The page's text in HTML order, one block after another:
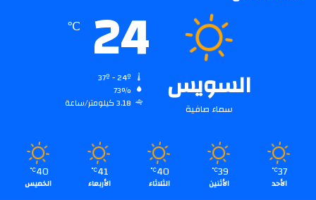
السويس
سماء صافية
24
℃
73%
3.18 كيلومتر/ساعة
37
℃
الأحد
39
℃
الأثنين
40
℃
الثلاثاء
41
℃
الأربعاء
40
℃
الخميس